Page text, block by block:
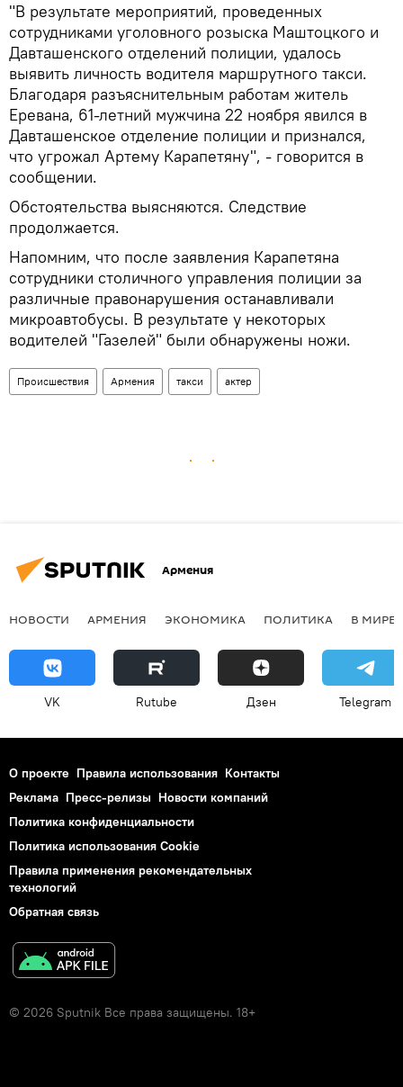
"В результате мероприятий, проведенных
сотрудниками уголовного розыска Маштоцкого и
Давташенского отделений полиции, удалось
выявить личность водителя маршрутного такси.
Благодаря разъяснительным работам житель
Еревана, 61-летний мужчина 22 ноября явился в
Давташенское отделение полиции и признался,
что угрожал Артему Карапетяну", - говорится в
сообщении.
Обстоятельства выясняются. Следствие
продолжается.
Напомним, что после заявления Карапетяна
сотрудники столичного управления полиции за
различные правонарушения останавливали
микроавтобусы. В результате у некоторых
водителей "Газелей" были обнаружены ножи.
Происшествия Армения такси актер
Армения
НОВОСТИ АРМЕНИЯ ЭКОНОМИКА ПОЛИТИКА В МИРЕ
VK Rutube Дзен Telegram
О проекте Правила использования Контакты
Реклама Пресс-релизы Новости компаний
Политика конфиденциальности
Политика использования Cookie
Правила применения рекомендательных
технологий
Обратная связь
© 2026 Sputnik Все права защищены. 18+